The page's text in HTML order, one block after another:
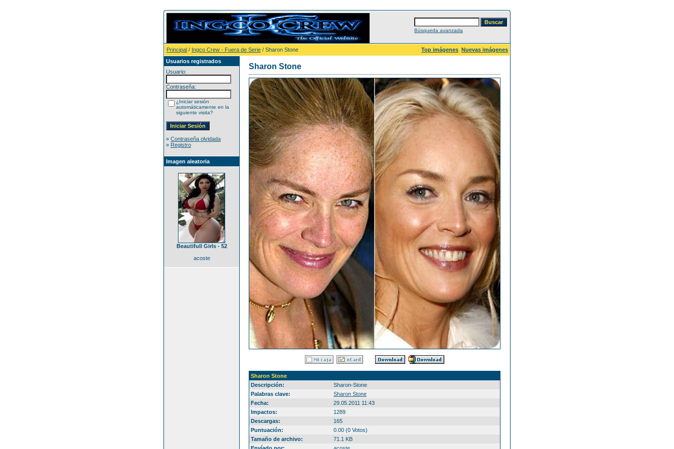
Búsqueda avanzada
Principal / Ingco Crew - Fuera de Serie / Sharon Stone Top imágenes Nuevas imágenes
Usuarios registrados
Usuario:
Contraseña:
¿Iniciar sesión
automáticamente en la
siguiente visita?
» Contraseña olvidada
» Registro
Imagen aleatoria
Beautifull Girls - 52
acoste
Sharon Stone
Sharon Stone
Descripción:
Sharon-Stone
Palabras clave:
Sharon Stone
Fecha:
29.05.2011 11:43
Impactos:
1289
Descargas:
165
Puntuación:
0.00 (0 Votos)
Tamaño de archivo:
71.1 KB